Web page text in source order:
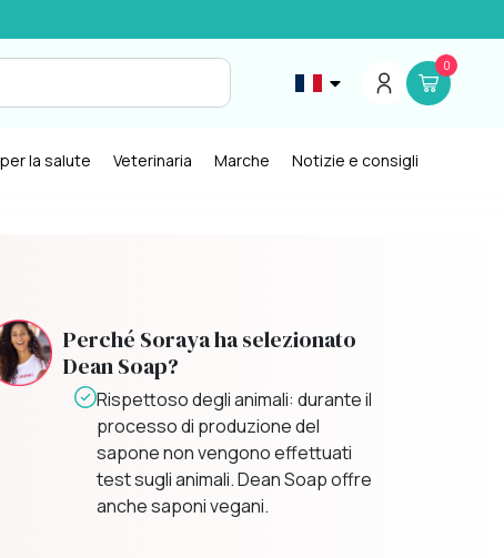
0
la salute Veterinaria Marche Notizie e consigli
Perché Soraya ha selezionato
Dean Soap?
Rispettoso degli animali: durante il
processo di produzione del
sapone non vengono effettuati
test sugli animali. Dean Soap offre
anche saponi vegani.